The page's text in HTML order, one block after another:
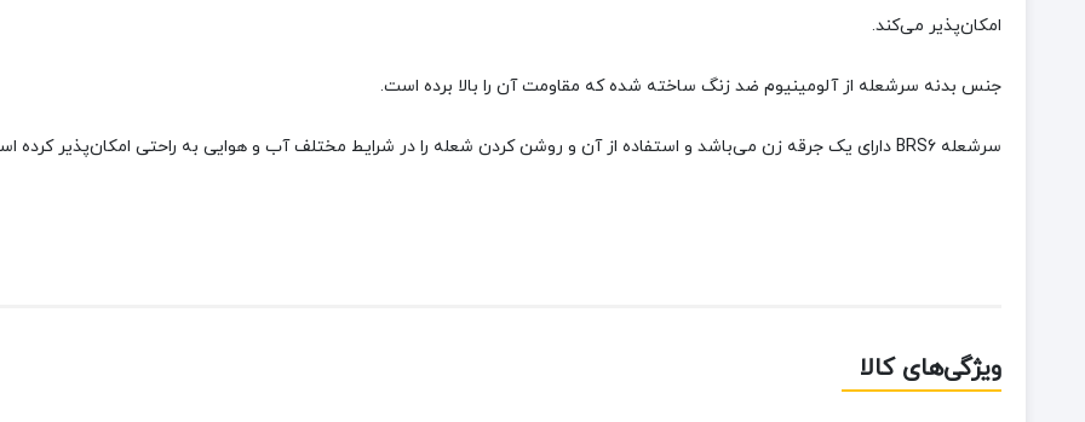
امکان‌پذیر می‌کند.
جنس بدنه سرشعله از آلومینیوم ضد زنگ ساخته شده که مقاومت آن را بالا برده است.
سرشعله BRS6 دارای یک جرقه زن می‌باشد و استفاده از آن و روشن کردن شعله را در شرایط مختلف آب و هوایی به راحتی امکان‌پذیر کرده است.
ویژگی‌های کالا